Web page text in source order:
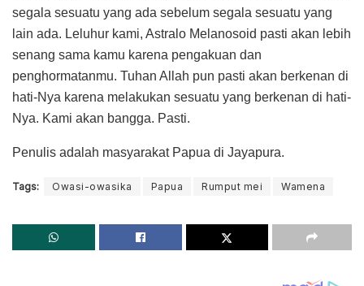
segala sesuatu yang ada sebelum segala sesuatu yang
lain ada. Leluhur kami, Astralo Melanosoid pasti akan lebih
senang sama kamu karena pengakuan dan
penghormatanmu. Tuhan Allah pun pasti akan berkenan di
hati-Nya karena melakukan sesuatu yang berkenan di hati-
Nya. Kami akan bangga. Pasti.
Penulis adalah masyarakat Papua di Jayapura.
Tags: Owasi-owasika Papua Rumput mei Wamena